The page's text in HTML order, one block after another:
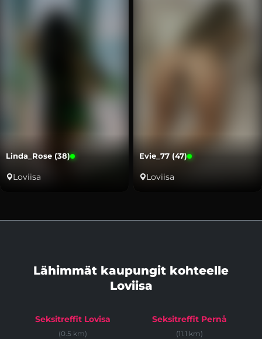
Linda_Rose (38)
Loviisa
Evie_77 (47)
Loviisa
Lähimmät kaupungit kohteelle
Loviisa
Seksitreffit Lovisa
(0.5 km)
Seksitreffit Pernå
(11.1 km)